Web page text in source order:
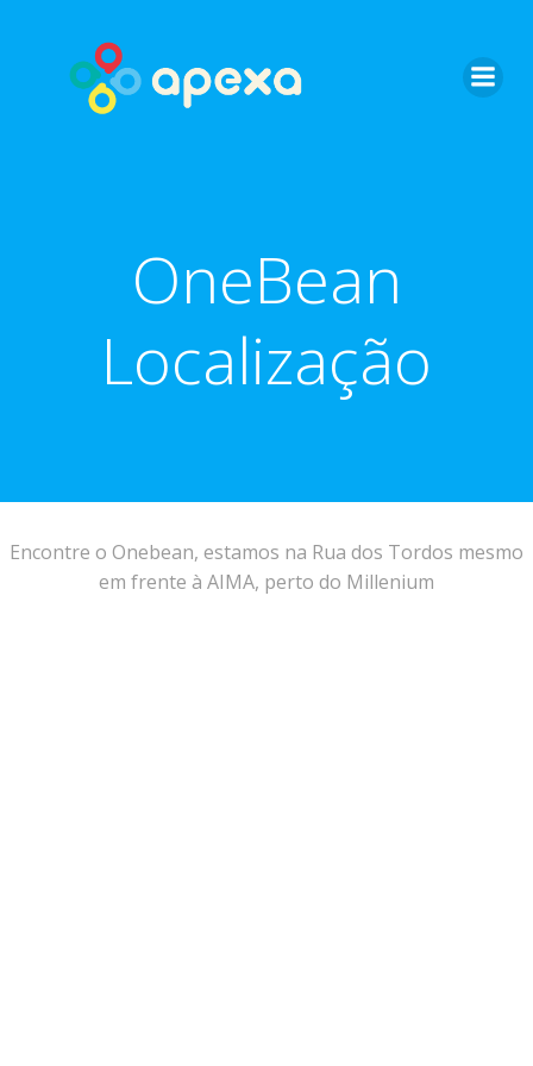
content
OneBean
Localização
Encontre o Onebean, estamos na Rua dos Tordos mesmo
em frente à AIMA, perto do Millenium